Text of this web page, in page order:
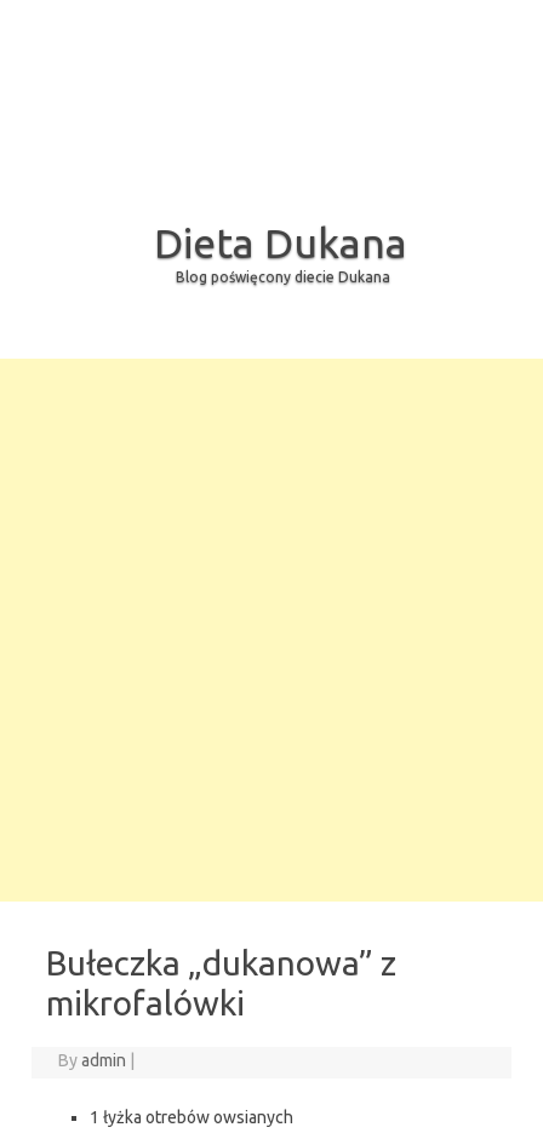
Dieta Dukana
Blog poświęcony diecie Dukana
Bułeczka „dukanowa” z
mikrofalówki
Byadmin
1 łyżka otrebów owsianych